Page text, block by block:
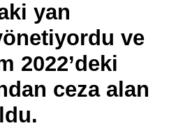
yan
ve
2022’deki
ceza alan